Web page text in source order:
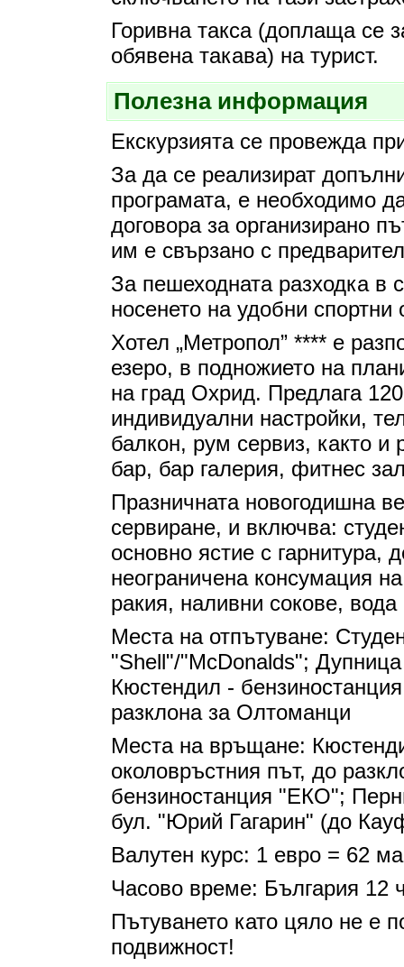
Горивна такса (доплаща се
обявена такава) на турист.
Полезна информация
Екскурзията се провежда
За да се реализират
програмата, е необходимо
договора за организирано
им е свързано с
За пешеходната разходка в
носенето на удобни спортни
Хотел „Метропол” **** е
езеро, в подножието на
на град Охрид. Предлага
индивидуални настройки,
балкон, рум сервиз, както и
бар, бар галерия, фитнес
Празничната новогодишна
сервиране, и включва:
основно ястие с гарнитура,
неограничена консумация
ракия, наливни сокове, вода
Места на отпътуване:
"Shell"/"McDonalds";
Кюстендил -
разклона за Олтоманци
Места на връщане:
околовръстния път, до
бензиностанция "ЕКО";
бул. "Юрий Гагарин" (до
Валутен курс: 1 евро = 62
Часово време: България 12
Пътуването като цяло не е
подвижност!